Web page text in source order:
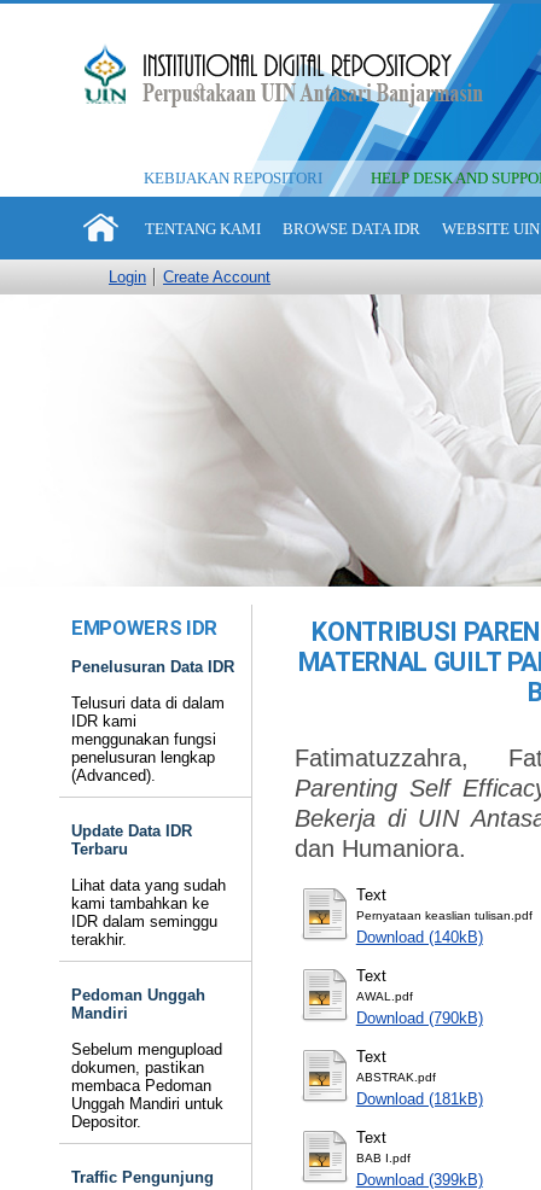
KEBIJAKAN REPOSITORI HELP DESK AND
TENTANG KAMI BROWSE DATA IDR WEBSITE
Login Create Account
EMPOWERS IDR
Penelusuran Data IDR
Telusuri data di dalam
IDR kami
menggunakan fungsi
penelusuran lengkap
(Advanced).
Update Data IDR
Terbaru
Lihat data yang sudah
kami tambahkan ke
IDR dalam seminggu
terakhir.
Pedoman Unggah
Mandiri
Sebelum mengupload
dokumen, pastikan
membaca Pedoman
Unggah Mandiri untuk
Depositor.
Traffic Pengunjung
KONTRIBUSI
MATERNAL GUILT
Fatimatuzzahra,
Parenting Self
Bekerja di UIN
dan Humaniora.
Text
Pernyataan keaslian tulisan.pdf
Download (140kB)
Text
AWAL.pdf
Download (790kB)
Text
ABSTRAK.pdf
Download (181kB)
Text
BAB I.pdf
Download (399kB)